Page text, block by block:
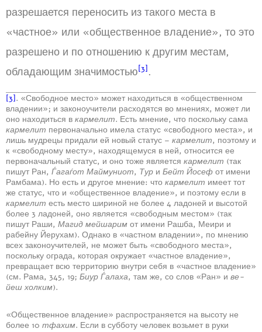
разрешается переносить из такого места в
«частное» или «общественное владение», то это
разрешено и по отношению к другим местам,
обладающим значимостью[3] .
[3]. «Свободное место» может находиться в «общественном
владении»; и законоучители расходятся во мнениях, может ли
оно находиться в кармелит. Есть мнение, что поскольку сама
кармелит первоначально имела статус «свободного места», и
лишь мудрецы придали ей новый статус – кармелит, поэтому и
к «свободному месту», находящемуся в ней, относится ее
первоначальный статус, и оно тоже является кармелит (так
пишут Ран, Ѓагаѓот Маймуниот, Тур и Бейт Йосеф от имени
Рамбама). Но есть и другое мнение: что кармелит имеет тот
же статус, что и «общественное владение», и поэтому если в
кармелит есть место шириной не более 4 ладоней и высотой
более 3 ладоней, оно является «свободным местом» (так
пишут Раши, Магид мейшарим от имени Рашба, Меири и
рабейну Йерухам). Однако в «частном владении», по мнению
всех законоучителей, не может быть «свободного места»,
поскольку ограда, которая окружает «частное владение»,
превращает всю территорию внутри себя в «частное владение»
(см. Рама, 345, 19; Биур Ѓалаха, там же, со слов «Ран» и ве-
йеш холким).
«Общественное владение» распространяется на высоту не
более 10 тфахим. Если в субботу человек возьмет в руки